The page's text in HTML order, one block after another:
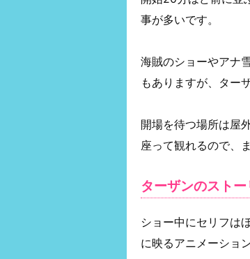
事が多いです。
海賊のショーやアナ
もありますが、ター
開場を待つ場所は屋
座って観れるので、
ターザンのスト
ショー中にセリフは
に映るアニメーショ